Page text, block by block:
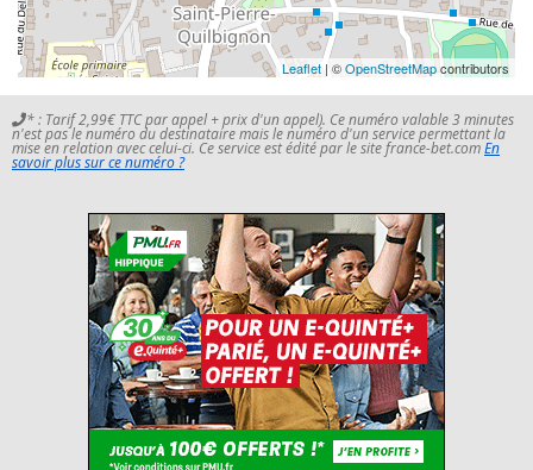
Leaflet | ©OpenStreetMapcontributors
* : Tarif 2,99€ TTC par appel + prix d'un appel). Ce numéro valable 3 minutes
n'est pas le numéro du destinataire mais le numéro d'un service permettant la
mise en relation avec celui-ci. Ce service est édité par le site france-bet.comEn
savoir plus sur ce numéro ?